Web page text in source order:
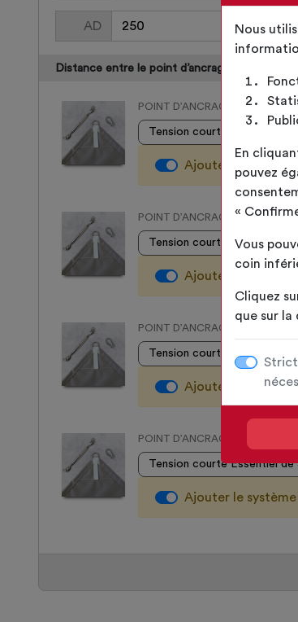
Nous
En
pouvez
«
Vous
coin
Cliquez
que sur
AD
Distance entre le point d’ancrage et l’angle de
POINT D’ANCRAGE A
Ajouter le
POINT D’ANCRAGE B
Ajouter le
POINT D’ANCRAGE C
Ajouter le
POINT D’ANCRAGE D
Ajouter le